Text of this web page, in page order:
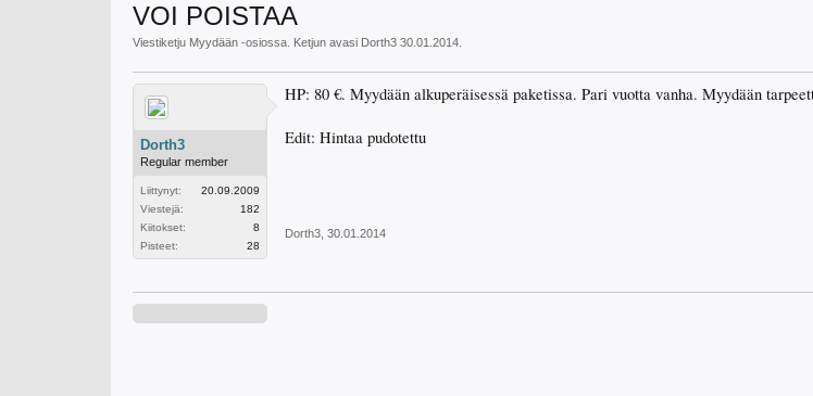
VOI POISTAA
Viestiketju Myydään -osiossa. Ketjun avasi Dorth3 30.01.2014
Dorth3
Regular member
Liittynyt:
20.09.2009
Viestejä:
182
Kiitokset:
8
Pisteet:
28
HP: 80 €. Myydään alkuperäisessä paketissa. Pari vuotta vanha. Myydään
Edit: Hintaa pudotettu
Dorth3 30.01.2014